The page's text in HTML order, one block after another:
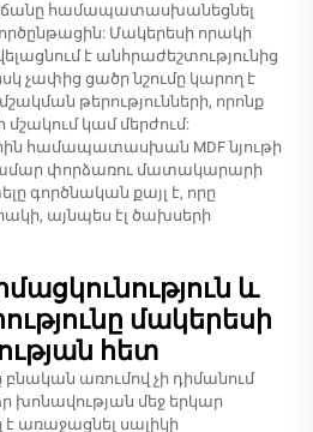
համապատասխանեցնել
Մակերեսի որակի
է անհրաժեշտությունից
չափից ցածր նշումը կարող է
թերությունների, որոնք
կամ մերժում:
համապատասխան MDF նյութի
փորձառու մատակարարի
գործնական քայլ է, որը
այնպես էլ ծախսերի
և
մակերեսի
հետ
առումով չի դիմանում
խոնավության մեջ երկար
առաջացնել սալիկի